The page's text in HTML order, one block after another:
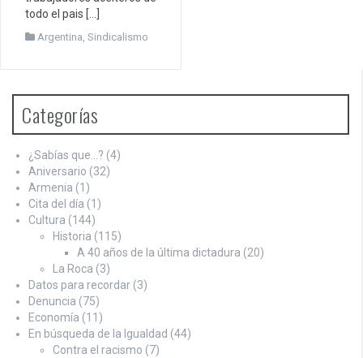
todo el pais […]
Argentina, Sindicalismo
Categorías
¿Sabías que…? (4)
Aniversario (32)
Armenia (1)
Cita del día (1)
Cultura (144)
Historia (115)
A 40 años de la última dictadura (20)
La Roca (3)
Datos para recordar (3)
Denuncia (75)
Economía (11)
En búsqueda de la Igualdad (44)
Contra el racismo (7)